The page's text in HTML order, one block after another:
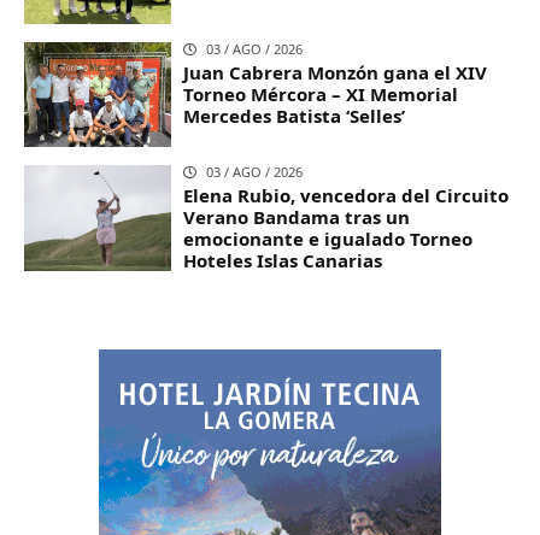
03 / AGO / 2026
Juan Cabrera Monzón gana el XIV
Torneo Mércora – XI Memorial
Mercedes Batista ‘Selles’
03 / AGO / 2026
Elena Rubio, vencedora del Circuito
Verano Bandama tras un
emocionante e igualado Torneo
Hoteles Islas Canarias